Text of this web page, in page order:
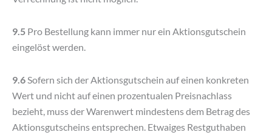
9.5 Pro Bestellung kann immer nur ein Aktionsgutschein
eingelöst werden.
9.6Sofern sich der Aktionsgutschein auf einen konkreten
Wert und nicht auf einen prozentualen Preisnachlass
bezieht, muss der Warenwert mindestens dem Betrag des
Aktionsgutscheins entsprechen. Etwaiges Restguthaben